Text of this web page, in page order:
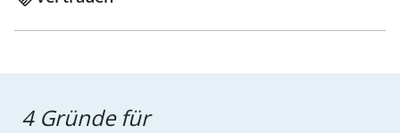
4 Gründe für